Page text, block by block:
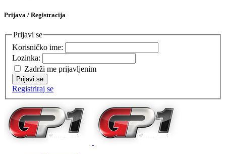
Prijava / Registracija
Prijavi se
Korisničko ime:
Lozinka:
Zadrži me prijavljenim
Prijavi se
Registriraj se